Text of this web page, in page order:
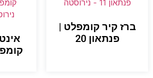
ברז קיר קומפלט |
פנתאון 20